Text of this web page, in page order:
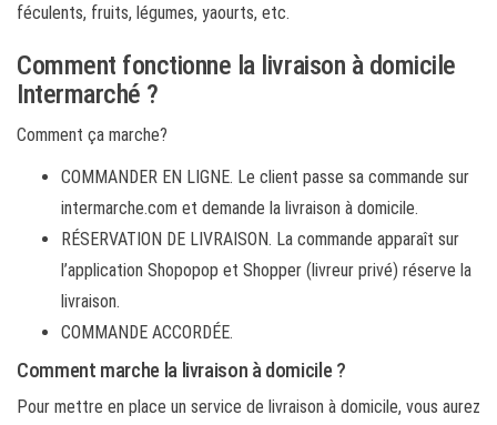
féculents, fruits, légumes, yaourts, etc.
Comment fonctionne la livraison à domicile
Intermarché ?
Comment ça marche?
COMMANDER EN LIGNE. Le client passe sa commande sur
intermarche.com et demande la livraison à domicile.
RÉSERVATION DE LIVRAISON. La commande apparaît sur
l’application Shopopop et Shopper (livreur privé) réserve la
livraison.
COMMANDE ACCORDÉE.
Comment marche la livraison à domicile ?
Pour mettre en place un service de livraison à domicile, vous aurez